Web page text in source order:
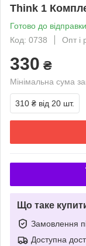
Think 1
Готово до відправки
Код: 0738
Опт і
330 ₴
Мінімальна сума
310 ₴ від 20 шт.
Що таке
Замовлення
Доступна